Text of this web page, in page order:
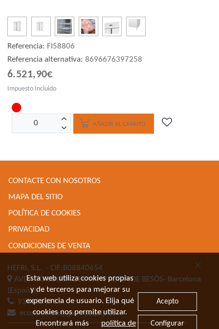
Referencia: FI58806
Referencia alternativa: 8696676397258
6.521,90€
Impuesto Incluido
AÑADIR AL CARRITO
CONTACTE CON NOSOTROS
MAPA DEL SITIO
POLÍTICA DE COOKIES
PRIVACIDAD
CONDICIONES DE VENTA
HEFRI, S.L. - CIF:B08840654
AVDA TORRASSA 116SANT ADRIA DE BESÒS- Barcelona
(España)
934622471
ecommerce@gastroequip.com
Esta web utiliza cookies propias
y de terceros para mejorar su
experiencia de usuario. Elija qué
cookies nos permite utilizar.
Encontrará más
política de
Acepto
Configurar